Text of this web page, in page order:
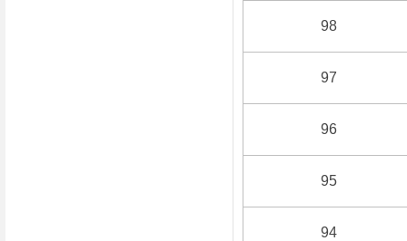
98
97
96
95
94